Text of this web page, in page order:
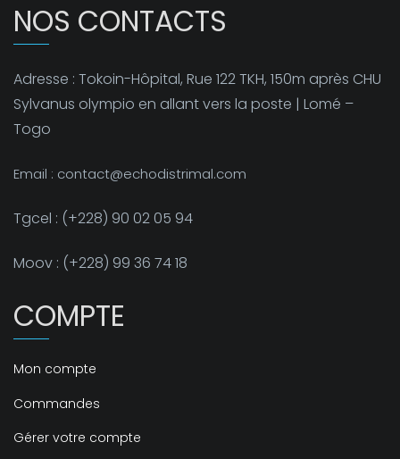
NOS CONTACTS
Adresse : Tokoin-Hôpital, Rue 122 TKH, 150m après CHU
Sylvanus olympio en allant vers la poste | Lomé –
Togo
Email : contact@echodistrimal.com
Tgcel : (+228) 90 02 05 94
Moov : (+228) 99 36 74 18
COMPTE
Mon compte
Commandes
Gérer votre compte